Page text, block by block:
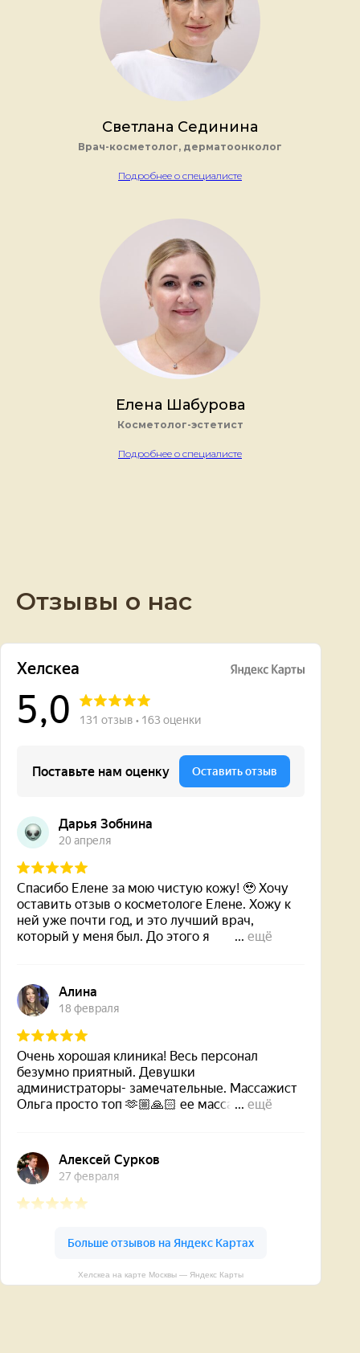
Светлана Сединина
Врач-косметолог, дерматоонколог
Подробнее о специалисте
Елена Шабурова
Косметолог-эстетист
Подробнее о специалисте
Отзывы о нас
Хелскеа на карте Москвы — Яндекс Карты